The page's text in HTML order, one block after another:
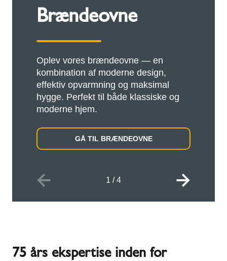
1 /4
Brændeovne
Oplev vores brændeovne — en
kombination af moderne design,
effektiv opvarmning og maksimal
hygge. Perfekt til både klassiske og
moderne hjem.
GÅ TIL BRÆNDEOVNE
75 års ekspertise inden for